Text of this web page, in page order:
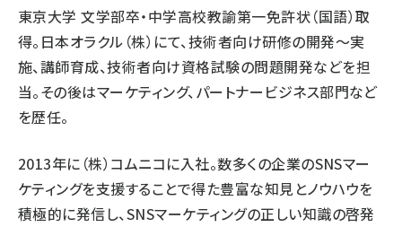
東京大学 文学部卒・中学高校教諭第一免許状（国語）取
得。日本オラクル（株）にて、技術者向け研修の開発～実
施、講師育成、技術者向け資格試験の問題開発などを担
当。その後はマーケティング、パートナービジネス部門など
を歴任。
2013年に（株）コムニコに入社。数多くの企業のSNSマー
ケティングを支援することで得た豊富な知見とノウハウを
積極的に発信し、SNSマーケティングの正しい知識の啓発